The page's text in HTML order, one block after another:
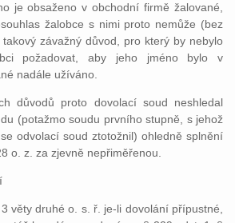
je obsaženo v obchodní firmě žalované,
žalobce s nimi proto nemůže (bez
závažný důvod, pro který by nebylo
požadovat, aby jeho jméno bylo v
nadále užíváno.
důvodů proto dovolací soud neshledal
(potažmo soudu prvního stupně, s jehož
odvolací soud ztotožnil) ohledně splnění
o. z. za zjevně nepřiměřenou.
věty druhé o. s. ř. je-li dovolání přípustné,